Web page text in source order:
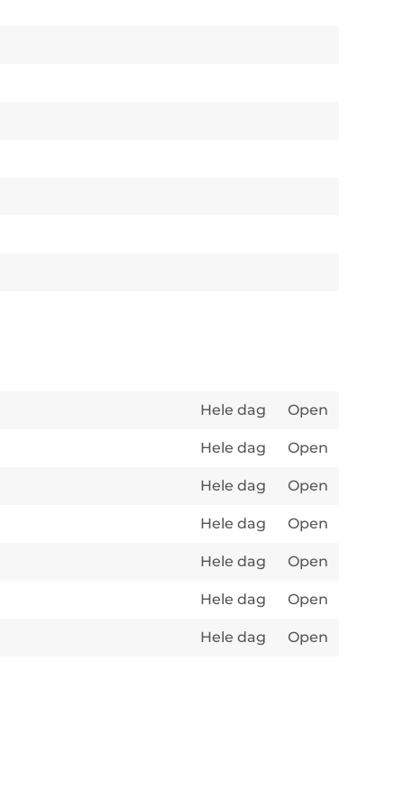
Hele dag Open
Hele dag Open
Hele dag Open
Hele dag Open
Hele dag Open
Hele dag Open
Hele dag Open